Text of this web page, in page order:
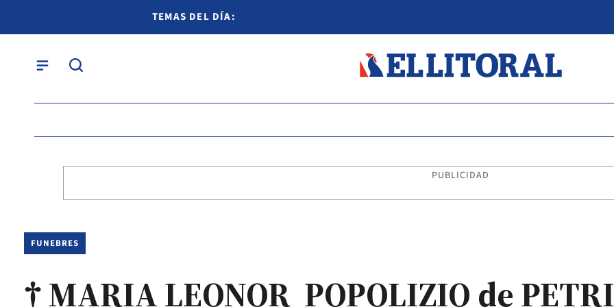
TEMAS DEL DÍA:
PUBLICIDAD
FUNEBRES
† MARIA LEONOR POPOLIZIO de PETRI